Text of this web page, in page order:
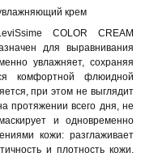
крем
COLOR CREAM
для выравнивания
увлажняет, сохраняя
комфортной флюидной
при этом не выглядит
протяжении всего дня, не
и одновременно
кожи: разглаживает
и плотность кожи.